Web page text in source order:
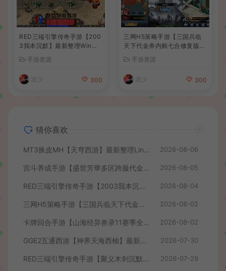
RED三端引擎传奇手游【200
3我本沉默】最新整理Win系
服务端+安卓苹果PC三端+详
细搭建教程
手游资源
波少 300
三网H5策略手游【三国兵临
天下代金券内购七合修复版】
最新整理单机一键即玩镜像端
+Linux手工服务端+管理后台
+GM授权后台+简易安卓客户
端+详细搭建教程+视频教程
手游资源
波少 300
猜你喜欢
MT3换皮MH【天穹西游】最新整理Linux手工服务端+安卓苹果双端+GM后台+详细搭建教程+全套源码+视频教程 2026-08-06
宫斗养成手游【盛世芳華多区跨服代金券本地优化版】最新整理单机一键即玩端+Linux手工服务端+CDK授权后台+安卓+详细搭建教程 2026-08-05
RED三端引擎传奇手游【2003我本沉默】最新整理Win系服务端+安卓苹果PC三端+详细搭建教程 2026-08-04
三网H5策略手游【三国兵临天下代金券内购七合修复版】最新整理单机一键即玩镜像端+Linux手工服务端+管理后台+GM授权后台+简易安卓客户端+详细搭建教程+视频教程 2026-08-02
卡牌回合手游【山海经异兽录11赛季全人物代金券内购版】最新整理WIN系服务端+授权GM后台+管理后台+热更修改工具+安卓+详细搭建教程 2026-08-02
GGE2互通西游【神界天海西柚】最新整理Win系服务端+安卓苹果PC三端+内置GM工具+全套源码+详细搭建教程+视频教程 2026-07-30
RED三端引擎传奇手游【聚义木剑沉默高仿嘟嘟沉默】最新整理Win系服务端+安卓苹果PC三端+详细搭建教程 2026-07-29